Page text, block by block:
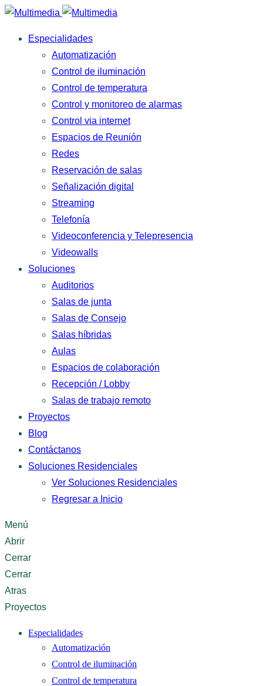
Especialidades
Automatización
Control de iluminación
Control de temperatura
Control y monitoreo de alarmas
Control via internet
Espacios de Reunión
Redes
Reservación de salas
Señalización digital
Streaming
Telefonía
Videoconferencia y Telepresencia
Videowalls
Soluciones
Auditorios
Salas de junta
Salas de Consejo
Salas híbridas
Aulas
Espacios de colaboración
Recepción / Lobby
Salas de trabajo remoto
Proyectos
Blog
Contáctanos
Soluciones Residenciales
Ver Soluciones Residenciales
Regresar a Inicio
Menú
Abrir
Cerrar
Cerrar
Atras
Proyectos
Especialidades
Automatización
Control de iluminación
Control de temperatura